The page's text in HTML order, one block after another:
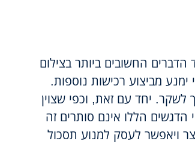
החשובים ביותר בצילום
מביצוע רכישות נוספות.
לשקר. יחד עם זאת, וכפי שצוין
הללו אינם סותרים זה
ויאפשר לעסק למנוע תסכול